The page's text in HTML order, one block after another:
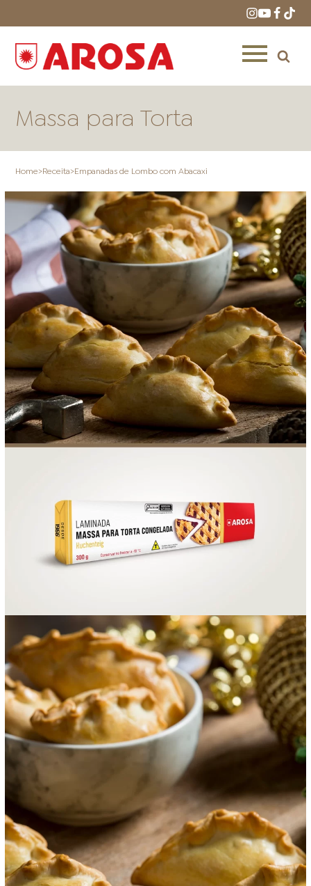
ONDE COMPRAR
DISTRIBUIDORES E
REPRESENTANTES
FOOD SERVICE AGENDA DE CURSOS
INVERNO SAC ACESSO PARA PARCEIROS
Massa para Torta
Home>Receita>Empanadas de Lombo com Abacaxi